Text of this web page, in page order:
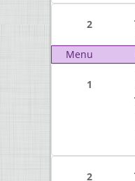
2
Menu
1
2